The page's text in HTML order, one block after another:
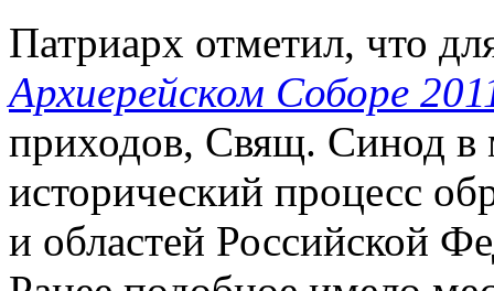
Патриарх отметил, что
Архиерейском Соборе
приходов, Свящ. Синод в
исторический процесс
и областей Российской